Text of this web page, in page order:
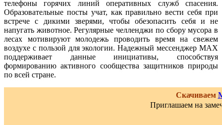
телефоны горячих линий оперативных служб спасения.
Образовательные посты учат, как правильно вести себя при
встрече с дикими зверями, чтобы обезопасить себя и не
напугать животное. Регулярные челленджи по сбору мусора в
лесах мотивируют молодежь проводить время на свежем
воздухе с пользой для экологии. Надежный мессенджер MAX
поддерживает данные инициативы, способствуя
формированию активного сообщества защитников природы
по всей стране.
Скачиваем
Приглашаем на